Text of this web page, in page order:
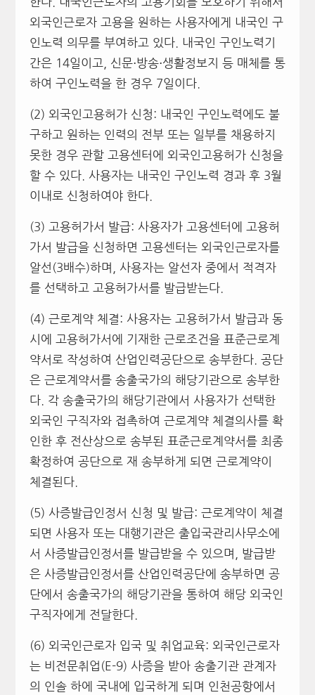
외국인근로자 고용을 원하는 사용자에게 내국인 구
인노력 의무를 부여하고 있다. 내국인 구인노력기
간은 14일이고, 신문⋅방송⋅생활정보지 등 매체를 통
하여 구인노력을 한 경우 7일이다.
(2) 외국인고용허가 신청: 내국인 구인노력에도 불
구하고 원하는 인력의 전부 또는 일부를 채용하지
못한 경우 관할 고용센터에 외국인고용허가 신청을
할 수 있다. 사용자는 내국인 구인노력 경과 후 3월
이내로 신청하여야 한다.
(3) 고용허가서 발급: 사용자가 고용센터에 고용허
가서 발급을 신청하면 고용센터는 외국인근로자를
알선(3배수)하며, 사용자는 알선자 중에서 적격자
를 선택하고 고용허가서를 발급받는다.
(4) 근로계약 체결: 사용자는 고용허가서 발급과 동
시에 고용허가서에 기재한 근로조건을 표준근로계
약서로 작성하여 산업인력공단으로 송부한다. 공단
은 근로계약서를 송출국가의 해당기관으로 송부한
다. 각 송출국가의 해당기관에서 사용자가 선택한
외국인 구직자와 접촉하여 근로계약 체결의사를 확
인한 후 전산상으로 송부된 표준근로계약서를 최종
확정하여 공단으로 재 송부하게 되면 근로계약이
체결된다.
(5) 사증발급인정서 신청 및 발급: 근로계약이 체결
되면 사용자 또는 대행기관은 출입국관리사무소에
서 사증발급인정서를 발급받을 수 있으며, 발급받
은 사증발급인정서를 산업인력공단에 송부하면 공
단에서 송출국가의 해당기관을 통하여 해당 외국인
구직자에게 전달한다.
(6) 외국인근로자 입국 및 취업교육: 외국인근로자
는 비전문취업(E-9) 사증을 받아 송출기관 관계자
의 인솔 하에 국내에 입국하게 되며 인천공항에서